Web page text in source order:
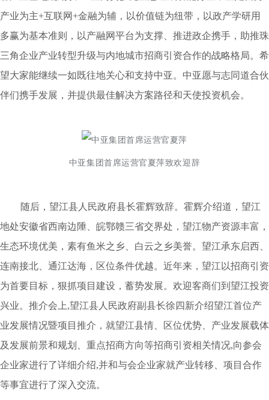
产业为主+互联网+金融为辅，以价值链为纽带，以政产学研用
多赢为基本准则，以产融网平台为支撑、推进政企携手，助推珠
三角企业产业转型升级与内地城市招商引资合作的战略格局。希
望大家能继续一如既往地关心和支持中亚。中亚愿与志同道合伙
伴们携手发展，并提供最佳解决方案路径和天使投资机会。
中亚集团首席运营官夏萍致欢迎辞
随后，望江县人民政府县长霍辉致辞。霍辉介绍道，望江
地处安徽省西南边陲、皖鄂赣三省交界处，望江物产资源丰富，
生态环境优美，素有鱼米之乡、白云之乡美誉。望江承东启西、
连南接北、通江达海，区位条件优越。近年来，望江以招商引资
为首要目标，狠抓项目建设，蓄势发展。欢迎客商们到望江投资
兴业。推介会上,望江县人民政府副县长徐四新介绍望江首位产
业发展情况暨项目推介，就望江县情、区位优势、产业发展载体
及发展前景和规划、重点招商方向等招商引资相关情况,向参会
企业家进行了详细介绍,并和与会企业家就产业转移、项目合作
等事宜进行了深入交流。